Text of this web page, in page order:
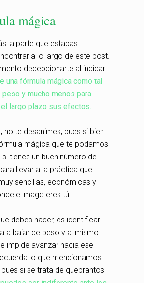
mágica
la parte que estabas
a lo largo de este post.
decepcionarte al indicar
una fórmula mágica como tal
peso y mucho menos para
el largo plazo sus efectos.
no te desanimes, pues si bien
mágica que te podamos
tienes un buen número de
llevar a la práctica que
sencillas, económicas y
el mago eres tú.
debes hacer, es identificar
a bajar de peso y al mismo
impide avanzar hacia ese
lo que mencionamos
pues si se trata de quebrantos